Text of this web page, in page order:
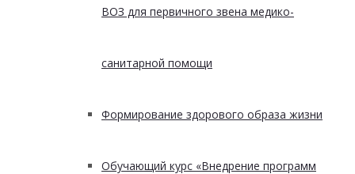
ВОЗ для первичного звена медико-
санитарной помощи
Формирование здорового образа жизни
Обучающий курс «Внедрение программ